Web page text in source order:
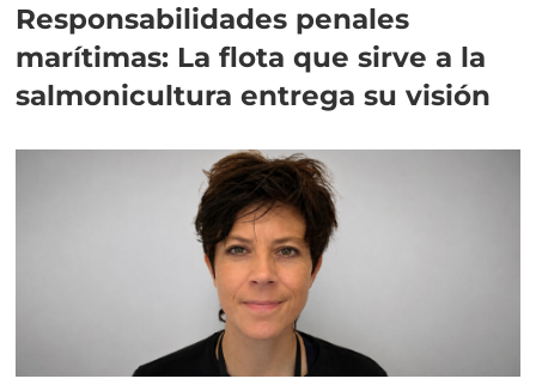
Responsabilidades penales
marítimas: La flota que sirve a la
salmonicultura entrega su visión